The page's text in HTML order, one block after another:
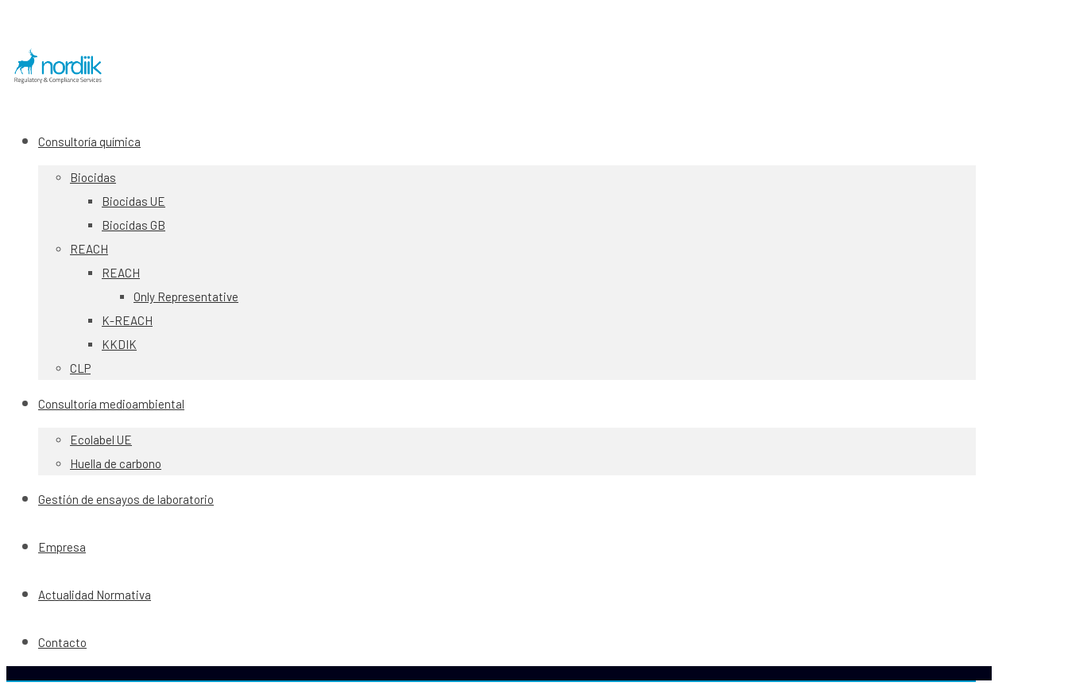
Consultoría química
Biocidas
Biocidas UE
Biocidas GB
REACH
REACH
Only Representative
K-REACH
KKDIK
CLP
Consultoría medioambiental
Ecolabel UE
Huella de carbono
Gestión de ensayos de laboratorio
Empresa
Actualidad Normativa
Contacto